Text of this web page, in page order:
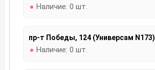
Наличие: 0 шт.
пр-т Победы, 124 (Универсам N173)
Наличие: 0 шт.